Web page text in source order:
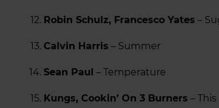
Robin Schulz, Francesco Yates –
Calvin Harris – Summer
Sean Paul – Temperature
Kungs, Cookin’ On 3 Burners –